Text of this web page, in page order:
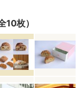
10枚）